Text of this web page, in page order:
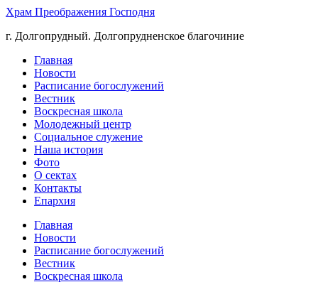
Храм Преображения Господня
г. Долгопрудный. Долгопрудненское благочиние
Главная
Новости
Расписание богослужений
Вестник
Воскресная школа
Молодежный центр
Социальное служение
Наша история
Фото
О сектах
Контакты
Епархия
Главная
Новости
Расписание богослужений
Вестник
Воскресная школа